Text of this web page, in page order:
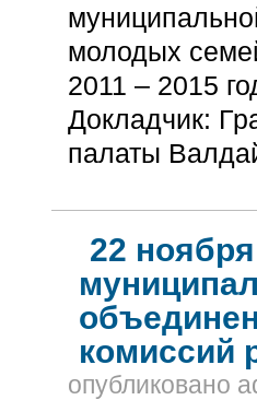
молодых
2011 – 2015
Докладчик:
палаты
22
комиссий
опубликовано